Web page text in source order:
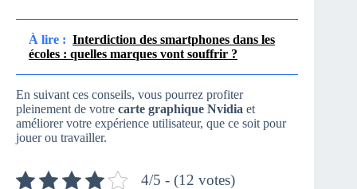
À lire : Interdiction des smartphones dans les
écoles : quelles marques vont souffrir ?
En suivant ces conseils, vous pourrez profiter
pleinement de votre carte graphique Nvidia et
améliorer votre expérience utilisateur, que ce soit pour
jouer ou travailler.
4/5 - (12 votes)